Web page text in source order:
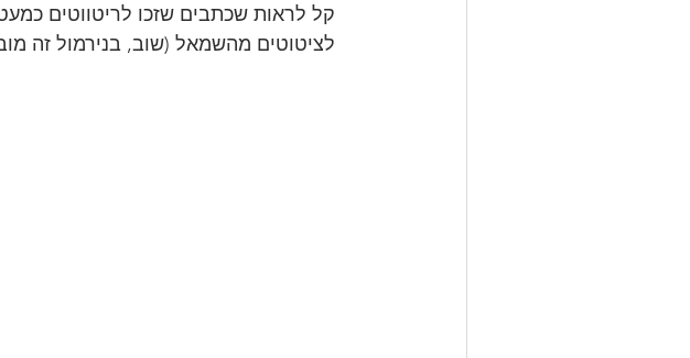
קל לראות שכתבים שזכו לריטווטים
לציטוטים מהשמאל (שוב, בנירמול זה מובהק